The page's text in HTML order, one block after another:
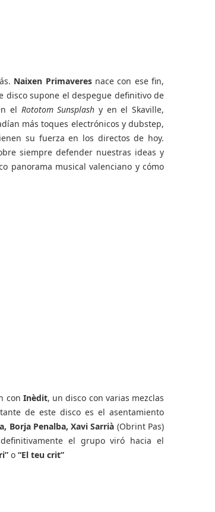
Naixen Primaveres nace con ese fin,
disco supone el despegue definitivo de
el Rototom Sunsplash y en el Skaville,
más toques electrónicos y dubstep,
su fuerza en los directos de hoy.
siempre defender nuestras ideas y
panorama musical valenciano y cómo
con Inèdit, un disco con varias mezclas
de este disco es el asentamiento
Borja Penalba, Xavi Sarrià (Obrint Pas)
el grupo viró hacia el
o “El teu crit”